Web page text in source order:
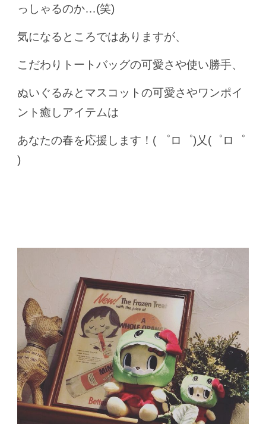
っしゃるのか…(笑)
気になるところではありますが、
こだわりトートバッグの可愛さや使い勝手、
ぬいぐるみとマスコットの可愛さやワンポイ
ント癒しアイテムは
あなたの春を応援します！( ゜ロ゜)乂(゜ロ゜
)